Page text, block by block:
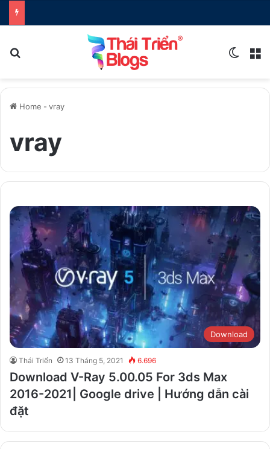
Home - vray
vray
Download
Thái Triển 13 Tháng 5, 2021 6.696
Download V-Ray 5.00.05 For 3ds Max
2016-2021| Google drive | Hướng dẫn cài
đặt